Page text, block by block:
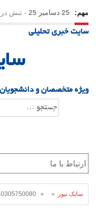
مهم: 25 دسامبر 25 - تنش در
23 دسامبر 25
-یلدا؛
سایت خبری تحلیلی
ویژه متخصصان و
جستجو
برای:
سایک نیوز » » IMAGE_13940305750080